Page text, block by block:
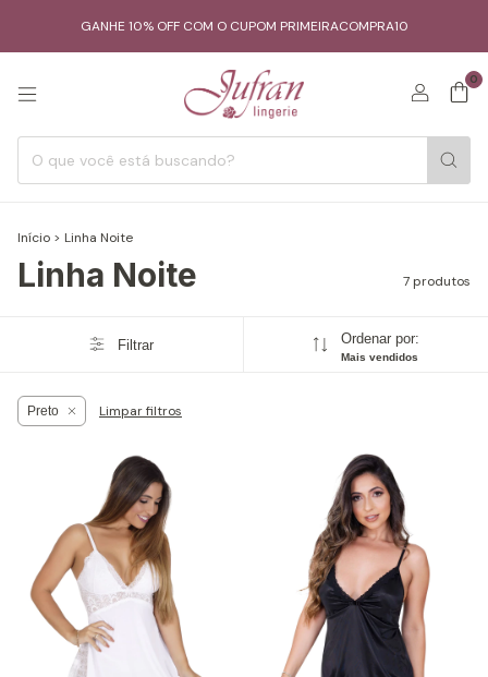
GANHE 10% OFF COM O CUPOM PRIMEIRACOMPRA10
0
Início > Linha Noite
Linha Noite 7 produtos
Filtrar Ordenar por:
Mais vendidos
Preto Limpar filtros